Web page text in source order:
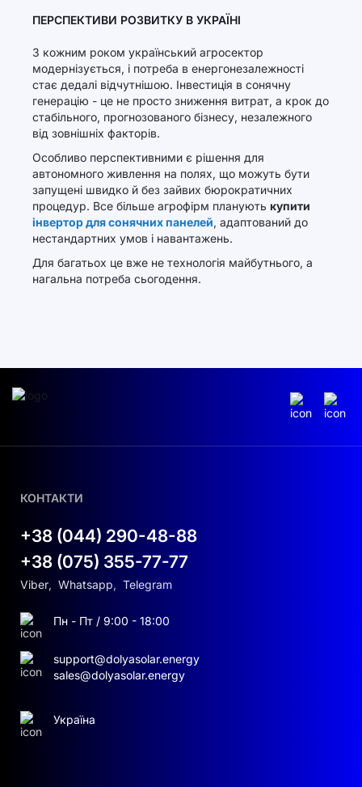
ПЕРСПЕКТИВИ РОЗВИТКУ В УКРАЇНІ
З кожним роком український агросектор
модернізується, і потреба в енергонезалежності
стає дедалі відчутнішою. Інвестиція в сонячну
генерацію - це не просто зниження витрат, а крок до
стабільного, прогнозованого бізнесу, незалежного
від зовнішніх факторів.
Особливо перспективними є рішення для
автономного живлення на полях, що можуть бути
запущені швидко й без зайвих бюрократичних
процедур. Все більше агрофірм планують купити
інвертор для сонячних панелей, адаптований до
нестандартних умов і навантажень.
Для багатьох це вже не технологія майбутнього, а
нагальна потреба сьогодення.
КОНТАКТИ
+38 (044) 290-48-88
+38 (075) 355-77-77
Viber, Whatsapp, Telegram
Пн - Пт / 9:00 - 18:00
support@dolyasolar.energy
sales@dolyasolar.energy
Україна